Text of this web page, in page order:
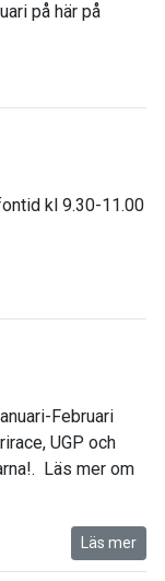
på här på
kl 9.30-11.00
Februari
UGP och
Läs mer om
Läs mer